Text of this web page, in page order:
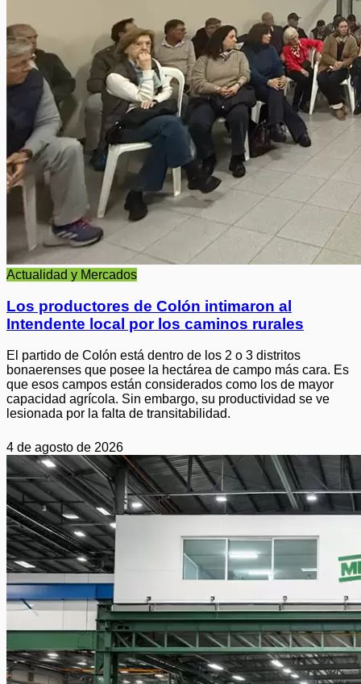
Actualidad y Mercados
Los productores de Colón intimaron al
Intendente local por los caminos rurales
El partido de Colón está dentro de los 2 o 3 distritos
bonaerenses que posee la hectárea de campo más cara. Es
que esos campos están considerados como los de mayor
capacidad agrícola. Sin embargo, su productividad se ve
lesionada por la falta de transitabilidad.
4 de agosto de 2026